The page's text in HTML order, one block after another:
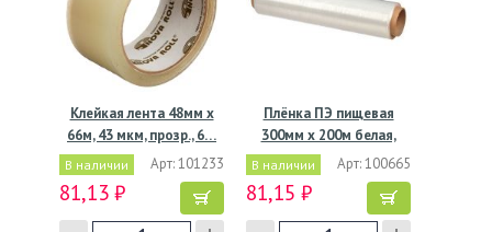
Клейкая лента 48мм х
66м, 43 мкм, прозр., 6…
В наличии Арт: 101233
81,13 ₽
Плёнка ПЭ пищевая
300мм х 200м белая,
7мкм
В наличии Арт: 100665
81,15 ₽